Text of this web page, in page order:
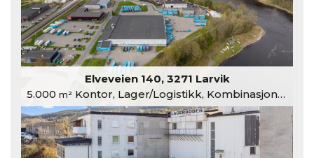
Elveveien 140, 3271 Larvik
5.000 m²Kontor, Lager/Logistikk, Kombinasjonslokaler